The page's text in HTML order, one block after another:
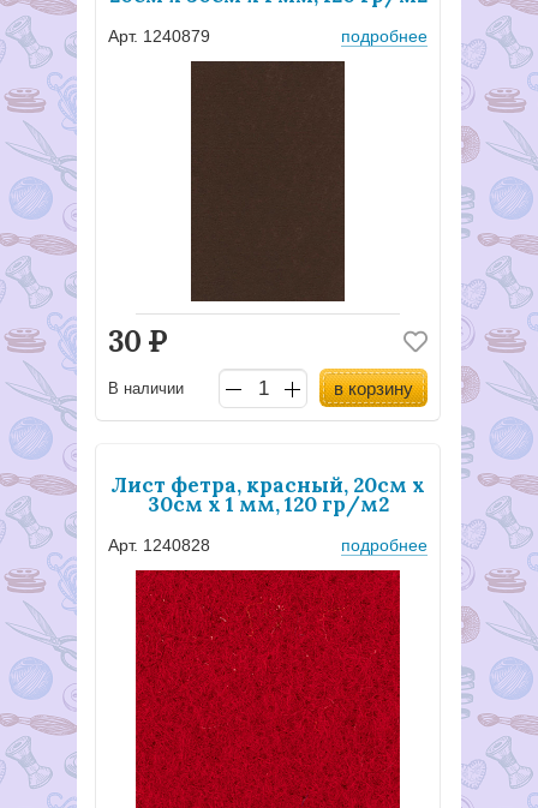
Арт. 1240879 подробнее
30 Р
В наличии в корзину
Лист фетра, красный, 20см х
30см х 1 мм, 120 гр/м2
Арт. 1240828 подробнее